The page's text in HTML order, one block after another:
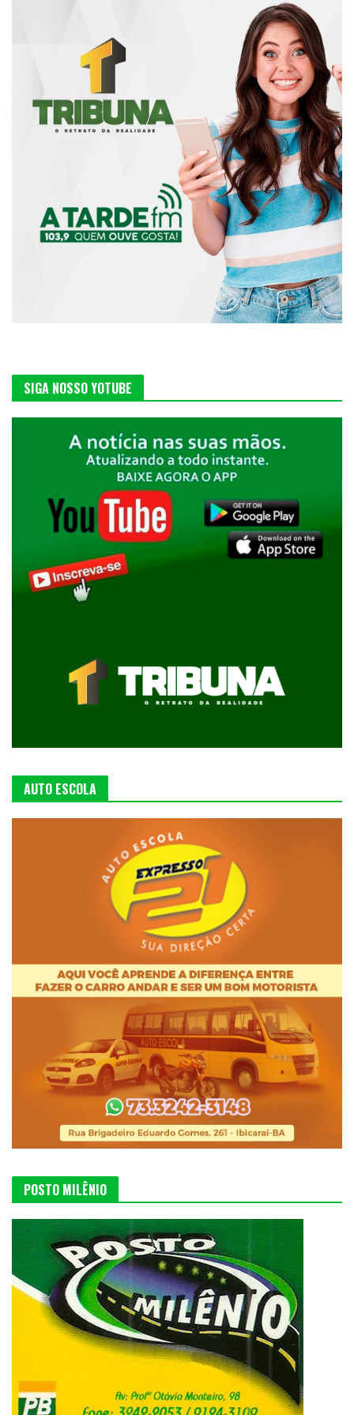
SIGA NOSSO YOTUBE
AUTO ESCOLA
POSTO MILÊNIO